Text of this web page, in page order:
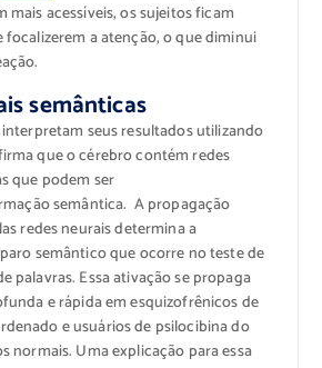
mais acessíveis, os sujeitos ficam
focalizerem a atenção, o que diminui
semânticas
seus resultados utilizando
que o cérebro contém redes
que podem ser
semântica. A propagação
redes neurais determina a
semântico que ocorre no teste de
palavras. Essa ativação se propaga
e rápida em esquizofrênicos de
e usuários de psilocibina do
normais. Uma explicação para essa